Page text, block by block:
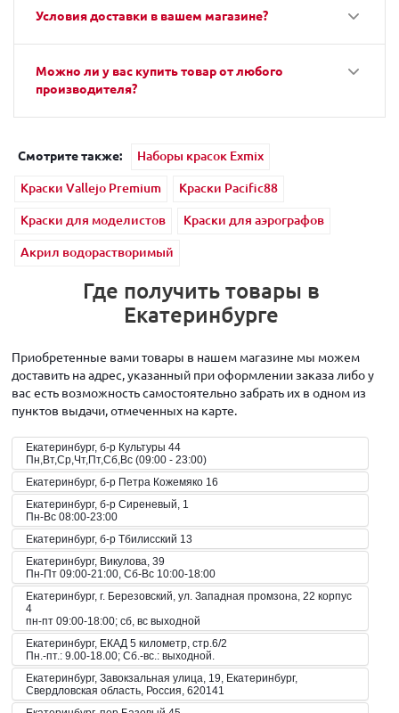
Условия доставки в вашем магазине?
Можно ли у вас купить товар от любого
производителя?
Смотрите также:
Наборы красок Exmix
Краски Vallejo Premium
Краски Pacific88
Краски для моделистов
Краски для аэрографов
Акрил водорастворимый
Где получить товары в
Екатеринбурге
Приобретенные вами товары в нашем магазине мы можем
доставить на адрес, указанный при оформлении заказа либо у
вас есть возможность самостоятельно забрать их в одном из
пунктов выдачи, отмеченных на карте.
Екатеринбург, б-р Культуры 44
Пн,Вт,Ср,Чт,Пт,Сб,Вс (09:00 - 23:00)
Екатеринбург, б-р Петра Кожемяко 16
Екатеринбург, б-р Сиреневый, 1
Пн-Вс 08:00-23:00
Екатеринбург, б-р Тбилисский 13
Екатеринбург, Викулова, 39
Пн-Пт 09:00-21:00, Сб-Вс 10:00-18:00
Екатеринбург, г. Березовский, ул. Западная промзона, 22 корпус
4
пн-пт 09:00-18:00; сб, вс выходной
Екатеринбург, ЕКАД 5 километр, стр.6/2
Пн.-пт.: 9.00-18.00; Сб.-вс.: выходной.
Екатеринбург, Завокзальная улица, 19, Екатеринбург,
Свердловская область, Россия, 620141